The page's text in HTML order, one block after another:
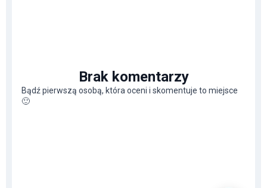
Brak komentarzy
Bądź pierwszą osobą, która oceni i skomentuje to miejsce
🙂